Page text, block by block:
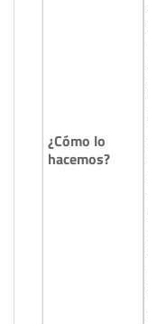
¿Cómo lo
hacemos?